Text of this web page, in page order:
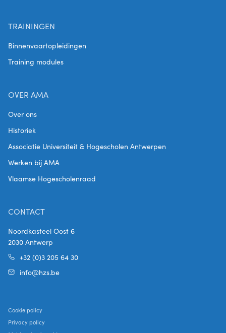
TRAININGEN
Binnenvaartopleidingen
Training modules
OVER AMA
Over ons
Historiek
Associatie Universiteit & Hogescholen Antwerpen
Werken bij AMA
Vlaamse Hogescholenraad
CONTACT
Noordkasteel Oost 6
2030 Antwerp
+32 (0)3 205 64 30
info@hzs.be
Cookie policy
Privacy policy